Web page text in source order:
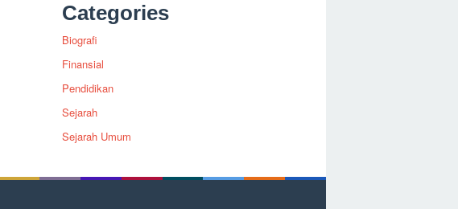
Categories
Biografi
Finansial
Pendidikan
Sejarah
Sejarah Umum